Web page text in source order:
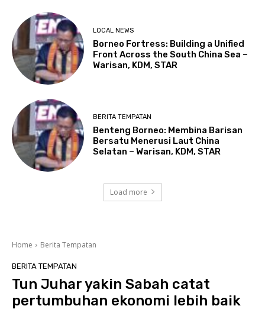
LOCAL NEWS
Borneo Fortress: Building a Unified
Front Across the South China Sea –
Warisan, KDM, STAR
BERITA TEMPATAN
Benteng Borneo: Membina Barisan
Bersatu Menerusi Laut China
Selatan – Warisan, KDM, STAR
Load more